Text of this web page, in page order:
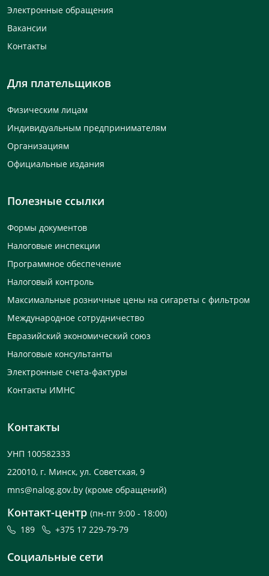
Электронные обращения
Вакансии
Контакты
Для плательщиков
Физическим лицам
Индивидуальным предпринимателям
Организациям
Официальные издания
Полезные ссылки
Формы документов
Налоговые инспекции
Программное обеспечение
Налоговый контроль
Максимальные розничные цены на сигареты с фильтром
Международное сотрудничество
Евразийский экономический союз
Налоговые консультанты
Электронные счета-фактуры
Контакты ИМНС
Контакты
УНП 100582333
220010, г. Минск, ул. Советская, 9
mns@nalog.gov.by (кроме обращений)
Контакт-центр (пн-пт 9:00 - 18:00)
189
+375 17 229-79-79
Социальные сети